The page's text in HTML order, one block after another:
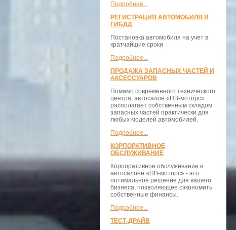
Подробнее...
РЕГИСТРАЦИЯ АВТОМОБИЛЯ В
ГИБДД
Постановка автомобиля на учет в
кратчайшие сроки
Подробнее...
ПРОДАЖА ЗАПАСНЫХ ЧАСТЕЙ И
АКСЕССУАРОВ
Помимо современного технического
центра, автосалон «НВ-моторс»
располагает собственным складом
запасных частей практически для
любых моделей автомобилей.
Подробнее...
КОРПОРАТИВНОЕ
ОБСЛУЖИВАНИЕ
Корпоративное обслуживание в
автосалоне «НВ-моторс» - это
оптимальное решение для вашего
бизнеса, позволяющее сэкономить
собственные финансы.
Подробнее...
ТЕСТ-ДРАЙВ